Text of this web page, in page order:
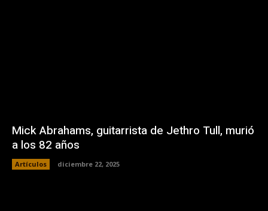
Mick Abrahams, guitarrista de Jethro Tull, murió
a los 82 años
Artículos diciembre 22, 2025